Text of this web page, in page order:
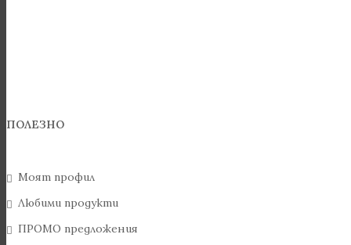
ПОЛЕЗНО
Моят профил
Любими продукти
ПРОМО предложения